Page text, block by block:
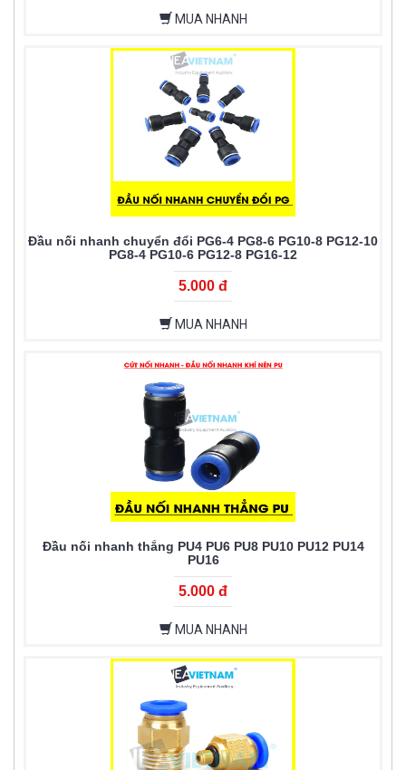
MUA NHANH
Đầu nối nhanh chuyển đổi PG6-4 PG8-6 PG10-8 PG12-10
PG8-4 PG10-6 PG12-8 PG16-12
5.000 đ
MUA NHANH
Đầu nối nhanh thẳng PU4 PU6 PU8 PU10 PU12 PU14
PU16
5.000 đ
MUA NHANH